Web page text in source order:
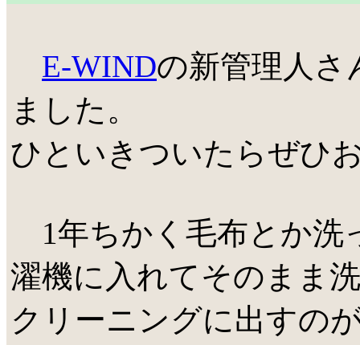
E-WINDの新管理人さ
ました。
ひといきついたらぜひ
1年ちかく毛布とか洗
濯機に入れてそのまま
クリーニングに出すの